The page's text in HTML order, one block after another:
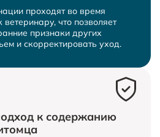
проходят во время
что позволяет
признаки других
и скорректировать уход.
к содержанию